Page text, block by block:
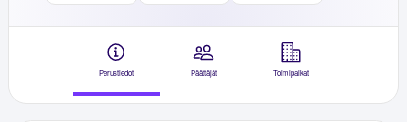
Perustiedot Päättäjät Toimipaikat